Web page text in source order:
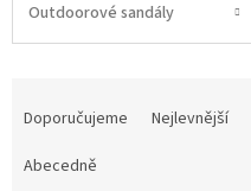
Outdoorové sandály
Doporučujeme Nejlevnější
Abecedně